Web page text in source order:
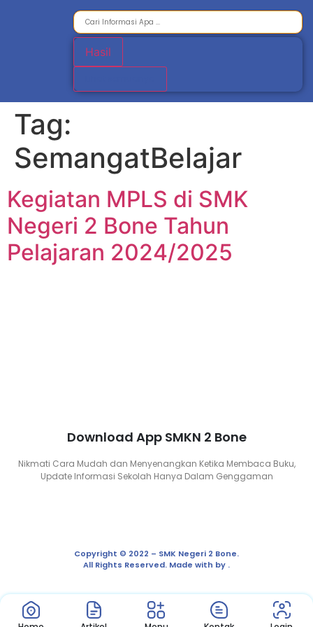
Hasil
Tag:
SemangatBelajar
Kegiatan MPLS di SMK
Negeri 2 Bone Tahun
Pelajaran 2024/2025
Download App SMKN 2 Bone
Nikmati Cara Mudah dan Menyenangkan Ketika Membaca Buku,
Update Informasi Sekolah Hanya Dalam Genggaman
Copyright © 2022 – SMK Negeri 2 Bone.
All Rights Reserved. Made with by .